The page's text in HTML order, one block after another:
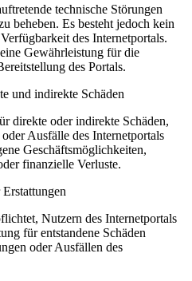
technische Störungen
beheben. Es besteht jedoch kein
des Internetportals.
Gewährleistung für die
des Portals.
und indirekte Schäden
direkte oder indirekte Schäden,
Ausfälle des Internetportals
Geschäftsmöglichkeiten,
finanzielle Verluste.
Nutzern des Internetportals
für entstandene Schäden
oder Ausfällen des